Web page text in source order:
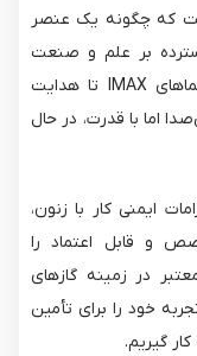
که چگونه یک عنصر
بر علم و صنعت
داشته باشد. از روشن کردن پرده‌های سینماهای IMAX تا هدایت
اما با قدرت، در حال
ایمنی کار با زنون،
و قابل اعتماد را
در زمینه گازهای
خود را برای تأمین
گیریم.